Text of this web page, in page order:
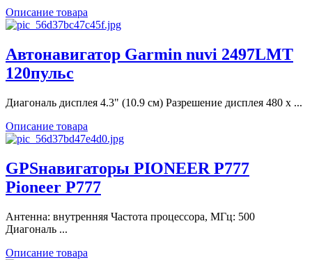
Описание товара
Автонавигатор Garmin nuvi 2497LMT
120пульс
Диагональ дисплея 4.3" (10.9 см) Разрешение дисплея 480 x ...
Описание товара
GPSнавигаторы PIONEER P777
Pioneer P777
Антенна: внутренняя Частота процессора, МГц: 500
Диагональ ...
Описание товара